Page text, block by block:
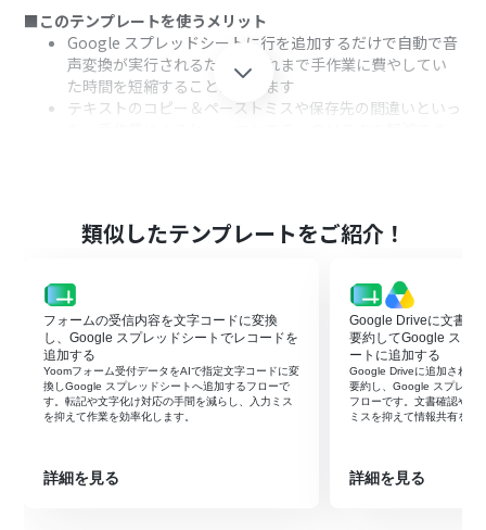
■このテンプレートを使うメリット
Google スプレッドシートに行を追加するだけで自動で音
声変換が実行されるため、これまで手作業に費やしてい
た時間を短縮することができます
テキストのコピー＆ペーストミスや保存先の間違いといっ
ッドシートをYoomと連携します
次に、トリガーでGoogle スプレッドシートを選択し、
次に、オペレーションでElevenLabsの「Convert Text
to Speech」アクションを設定し、Google スプレッドシ
ートのテキストを音声に変換します
最後に、オペレーションでGoogle Driveの「ファイルを
アップロードする」アクションを設定し、生成された音声
ファイルを指定のフォルダにアップロードします
ション
類似したテンプレートをご紹介！
フォームの受信内容を文字コードに変換
し、Google スプレッドシートでレコードを
追加する
Yoomフォーム受付データをAIで指定文字コードに変
換しGoogle スプレッドシートへ追加するフローで
す。転記や文字化け対応の手間を減らし、入力ミス
を抑えて作業を効率化します。
詳細を見る
Google Driveに文書が
要約してGoogle スプ
ートに追加する
Google Driveに追加された
要約し、Google スプレッ
フローです。文書確認や転
ミスを抑えて情報共有を早
詳細を見る